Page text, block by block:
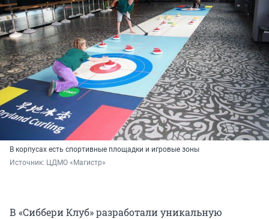
В корпусах есть спортивные площадки и игровые зоны
Источник: ЦДМО «Магистр»
В «Сиббери Клуб» разработали уникальную